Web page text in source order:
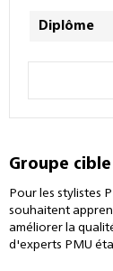
Diplôme
Groupe cible
Pour les stylistes
souhaitent
améliorer la
d'experts PMU